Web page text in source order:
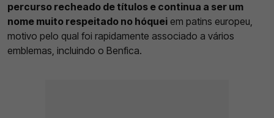
percurso recheado de títulos e continua a ser um
nome muito respeitado no hóquei em patins europeu,
motivo pelo qual foi rapidamente associado a vários
emblemas, incluindo o Benfica.